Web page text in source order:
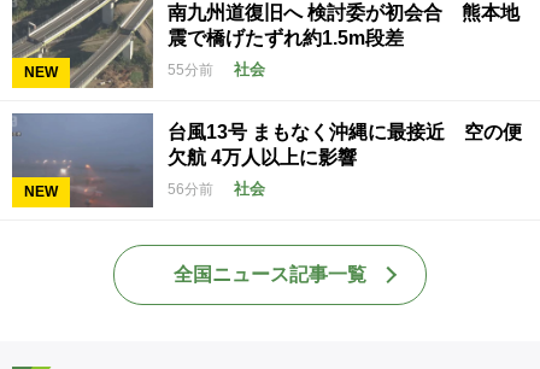
NEW
南九州道復旧へ 検討委が初会合 熊本地
震で橋げたずれ約1.5m段差
55分前 社会
NEW
台風13号 まもなく沖縄に最接近 空の便
欠航 4万人以上に影響
56分前 社会
全国ニュース記事一覧